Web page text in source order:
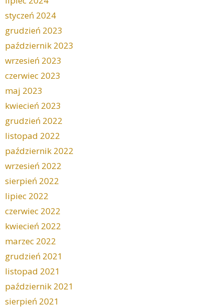
styczeń 2024
grudzień 2023
październik 2023
wrzesień 2023
czerwiec 2023
maj 2023
kwiecień 2023
grudzień 2022
listopad 2022
październik 2022
wrzesień 2022
sierpień 2022
lipiec 2022
czerwiec 2022
kwiecień 2022
marzec 2022
grudzień 2021
listopad 2021
październik 2021
sierpień 2021